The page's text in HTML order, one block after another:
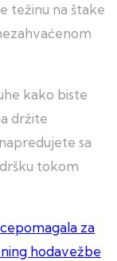
težinu na štake
kako biste
držite
sa
tokom
pomagala za
hodavežbe